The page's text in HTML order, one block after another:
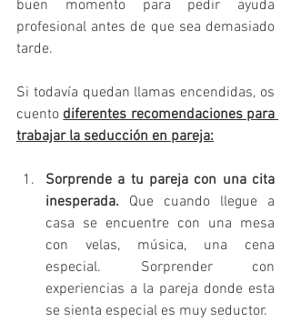
buen momento para pedir ayuda
profesional antes de que sea demasiado
tarde.
Si todavía quedan llamas encendidas, os
cuento diferentes recomendaciones para
trabajar la seducción en pareja:
Sorprende a tu pareja con una cita
inesperada. Que cuando llegue a
casa se encuentre con una mesa
con velas, música, una cena
especial. Sorprender con
experiencias a la pareja donde esta
se sienta especial es muy seductor.